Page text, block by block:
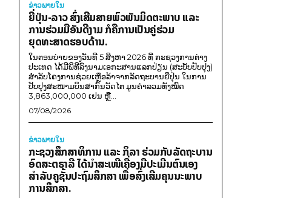
ຂ່າວພາຍ​ໃນ
ຍີ່ປຸ່ນ-ລາວ ສົ່ງເສີມສາຍພົວພັນມິດຕະພາບ ແລະ
ການຮ່ວມມືອັນດີງາມ ກໍຄືການເປັນຄູ່ຮ່ວມ
ຍຸດທະສາດຮອບດ້ານ.
ໃນຕອນບ່າຍຂອງວັນທີ 5 ສິງຫາ 2026 ທີ່ ກະຊວງການຕ່າງ
ປະເທດ ໄດ້ມີພິທີລົງນາມເອກະສານແລກປ່ຽນ (ສະບັບປັບປຸງ)
ສໍາລັບໂຄງການຊ່ວຍເຫຼືອລ້າຈາກລັດຖະບານຍີ່ປຸ່ນ ໃນການ
ປັບປຸງສະໜາມບິນສາກົນວັດໄຕ ມູນຄ່າລວມທັງໝົດ
3,863,000,000 ເຢນ ຫຼື...
07/08/2026
ຂ່າວພາຍ​ໃນ
ກະຊວງສຶກສາທິການ ແລະ ກິລາ ຮ່ວມກັບລັດຖະບານ
ອົດສະຕຣາລີ ໄດ້ນຳສະເໜີເຄື່ອງມືປະເມີນຕົນເອງ
ສຳລັບຄູຊັ້ນປະຖົມສຶກສາ ເພື່ອສົ່ງເສີມຄຸນນະພາບ
ການສຶກສາ.